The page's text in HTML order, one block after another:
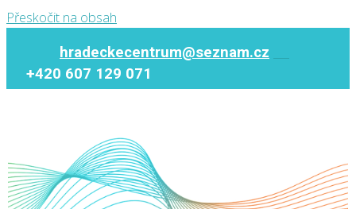
Přeskočit na obsah
hradeckecentrum@seznam.cz
+420 607 129 071